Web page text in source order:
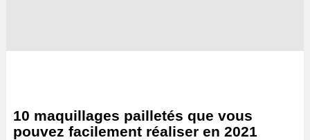
10 maquillages pailletés que vous
pouvez facilement réaliser en 2021